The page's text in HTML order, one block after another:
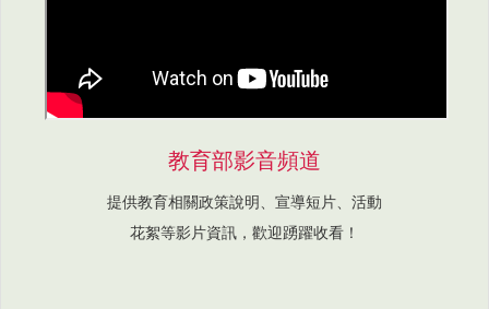
教育部影音頻道
提供教育相關政策說明、宣導短片、活動
花絮等影片資訊，歡迎踴躍收看！